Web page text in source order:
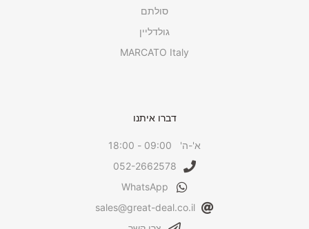
סולתם
גולדליין
MARCATO Italy
דברו איתנו
א'-ה' 09:00 - 18:00
052-2662578
WhatsApp
sales@great-deal.co.il